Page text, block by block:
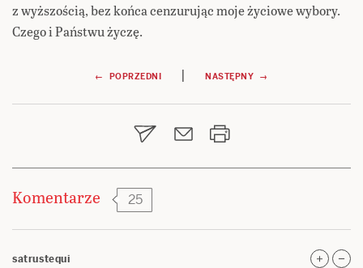
z wyższością, bez końca cenzurując moje życiowe wybory.
Czego i Państwu życzę.
Nawigacja
wpisu
← POPRZEDNI | NASTĘPNY →
Komentarze 25
satrustequi